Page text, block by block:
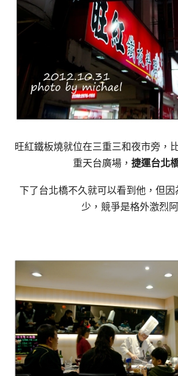
旺紅鐵板燒就位在三重三和夜市旁，
重天台廣場， 捷運台北
下了台北橋不久就可以看到他，但
少，競爭是格外激烈